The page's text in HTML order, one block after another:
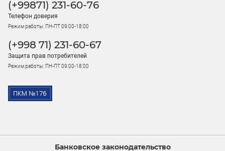
(+99871) 231-60-76
Телефон доверия
Режим работы: ПН-ПТ 09:00-18:00
(+998 71) 231-60-67
Защита прав потребителей
Режим работы: ПН-ПТ 09:00-18:00
Банковское законодательство